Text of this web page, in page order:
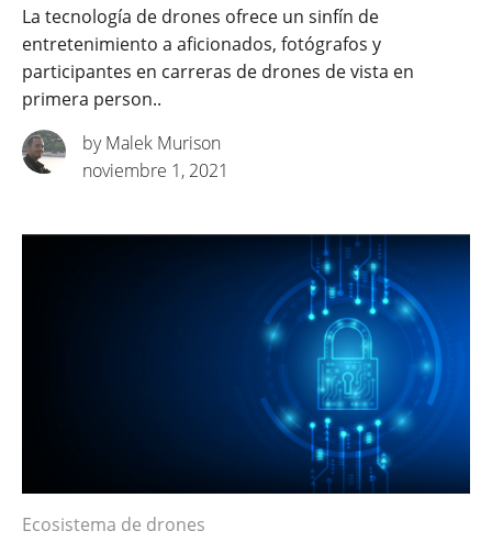
La tecnología de drones ofrece un sinfín de
entretenimiento a aficionados, fotógrafos y
participantes en carreras de drones de vista en
primera person..
by Malek Murison
noviembre 1, 2021
Ecosistema de drones